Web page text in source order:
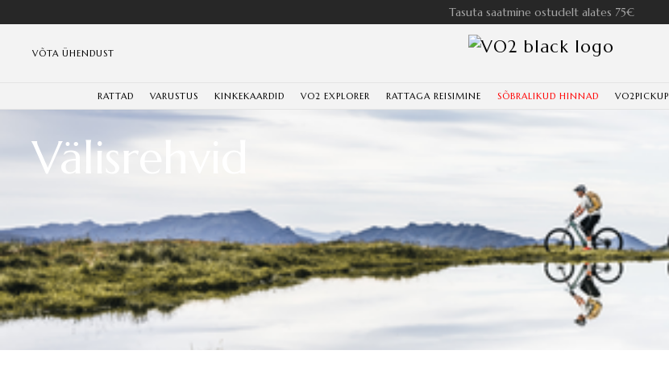
Tasuta saatmine ostudelt alates 75€
VÕTA ÜHENDUST
RATTAD VARUSTUS KINKEKAARDID VO2 EXPLORER RATTAGA REISIMINE SÕBRALIKUD HINNAD VO2PICKUP
Välisrehvid